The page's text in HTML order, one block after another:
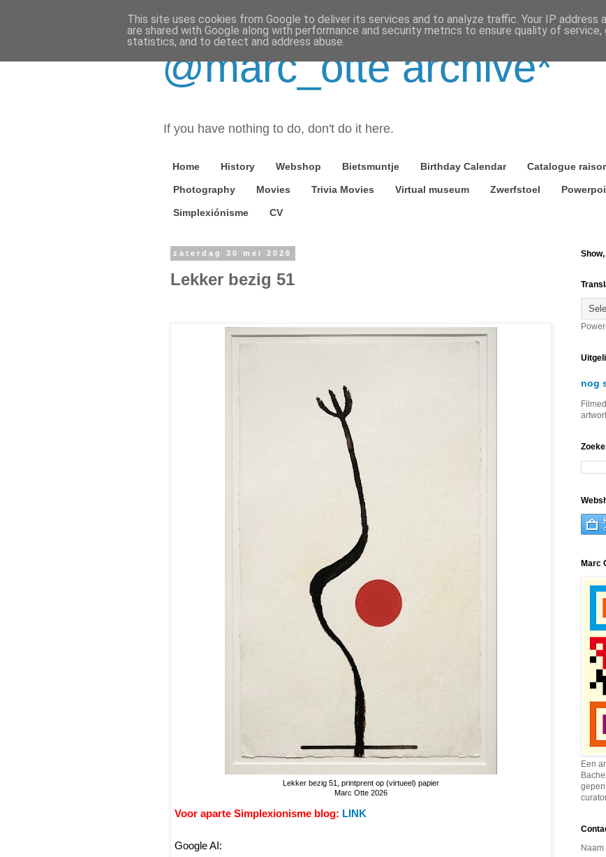
@marc_otte archive*
If you have nothing to do, don't do it here.
Home History Webshop Bietsmuntje Birthday Calendar Catalogue
Photography Movies Trivia Movies Virtual museum Zwerfstoel
Simplexiónisme CV
zaterdag 30 mei 2026
Lekker bezig 51
Lekker bezig 51, printprent op (virtueel) papier
Marc Otte 2026
Voor aparte Simplexionisme blog: LINK
Google AI:
Show,
nog
Marc
Een
Naam
This site uses cookies from Google to deliver its services and to analyze traffic. Your IP address
are shared with Google along with performance and security metrics to ensure quality of service,
statistics, and to detect and address abuse.